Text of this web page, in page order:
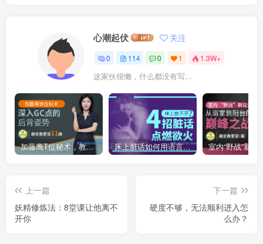
心潮起伏 关注
0 114 0 1 1.3W+
这家伙很懒，什么都没有写...
加藤鹰T位秘术，教你深入到底的“后门”姿势 床上脏话如何用语言点燃TA的浴望？
上一篇
妖精修炼法：8堂课让他离不
开你
下一篇
硬度不够，无法顺利进入怎
么办？